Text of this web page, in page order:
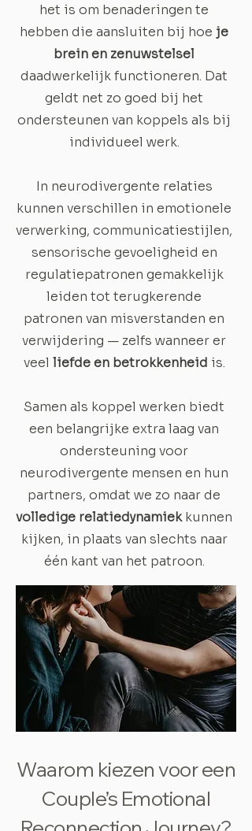
het is om benaderingen te
hebben die aansluiten bij hoe je
brein en zenuwstelsel
daadwerkelijk functioneren. Dat
geldt net zo goed bij het
ondersteunen van koppels als bij
individueel werk.
In neurodivergente relaties
kunnen verschillen in emotionele
verwerking, communicatiestijlen,
sensorische gevoeligheid en
regulatiepatronen gemakkelijk
leiden tot terugkerende
patronen van misverstanden en
verwijdering — zelfs wanneer er
veel liefde en betrokkenheid is.
Samen als koppel werken biedt
een belangrijke extra laag van
ondersteuning voor
neurodivergente mensen en hun
partners, omdat we zo naar de
volledige relatiedynamiekkunnen
kijken, in plaats van slechts naar
één kant van het patroon.
Waarom kiezen voor een
Couple’s Emotional